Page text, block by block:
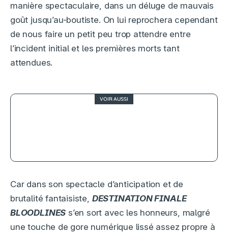
manière spectaculaire, dans un déluge de mauvais
goût jusqu’au-boutiste. On lui reprochera cependant
de nous faire un petit peu trop attendre entre
l’incident initial et les premières morts tant
attendues.
VOIR AUSSI
Car dans son spectacle d’anticipation et de
brutalité fantaisiste, DESTINATION FINALE
BLOODLINES s’en sort avec les honneurs, malgré
une touche de gore numérique lissé assez propre à